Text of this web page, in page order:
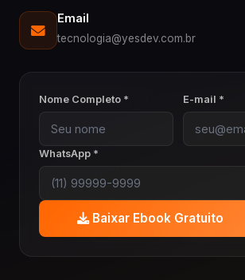
Email
tecnologia@yesdev.com.br
Nome Completo * E-mail *
WhatsApp *
Baixar Ebook Gratuito